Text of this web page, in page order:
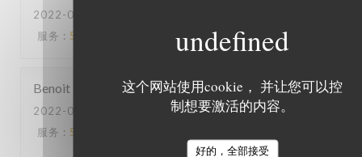
这个网站使用cookie， 并让您可以控
制想要激活的内容。
好的，全部接受
2022-06-03
服务 : 5 5/5 质价比 : 5 /5
Benoit
2022-06-03
- 12:30 - 来宾 2
服务 : 5